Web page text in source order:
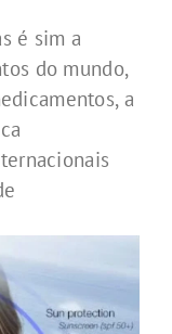
é sim a
do mundo,
a